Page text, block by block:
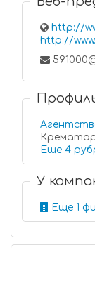
http://
http://
Еще 4
У
Еще 1